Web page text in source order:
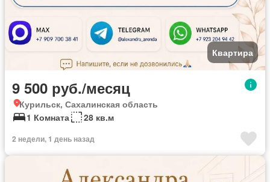
Квартира
9 500 руб./месяц
Курильск, Сахалинская область
1 Комната
28 кв.м
2 недели, 1 день назад